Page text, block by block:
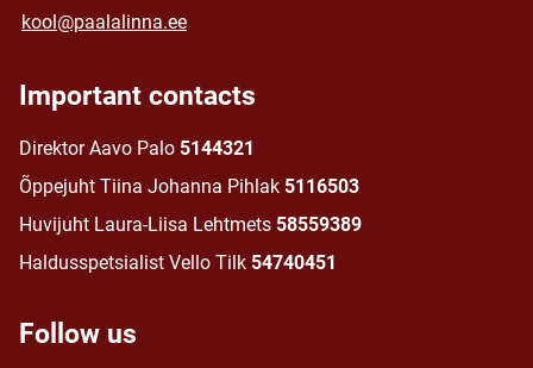
kool@paalalinna.ee
Important contacts
Direktor Aavo Palo 5144321
Õppejuht Tiina Johanna Pihlak 5116503
Huvijuht Laura-Liisa Lehtmets 58559389
Haldusspetsialist Vello Tilk 54740451
Follow us